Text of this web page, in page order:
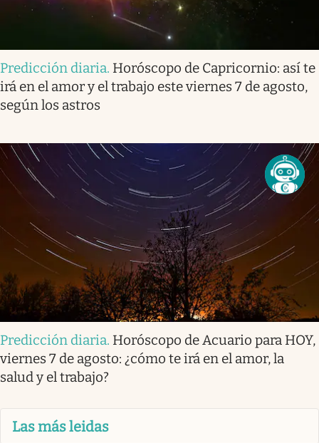
Predicción diaria. Horóscopo de Capricornio: así te
irá en el amor y el trabajo este viernes 7 de agosto,
según los astros
Predicción diaria. Horóscopo de Acuario para HOY,
viernes 7 de agosto: ¿cómo te irá en el amor, la
salud y el trabajo?
Las más leidas